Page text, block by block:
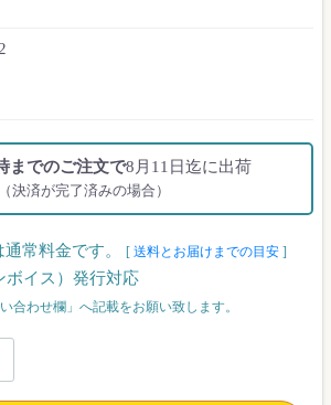
までのご注文で8月11日迄に出荷
（決済が完了済みの場合）
常料金です。 [ 送料とお届けまでの目安 ]
ボイス）発行対応
合わせ欄」へ記載をお願い致します。